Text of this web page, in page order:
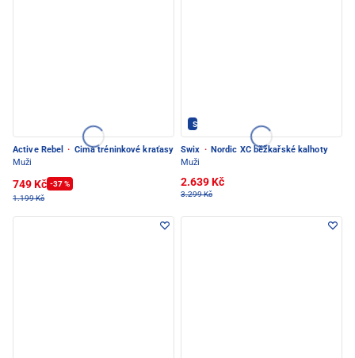
Active Rebel · Cima tréninkové kraťasy
Muži
749 Kč -37 %
1.199 Kč
SWIX - PEC POD SNĚŽKOU
Swix · Nordic XC běžkařské kalhoty
Muži
2.639 Kč
3.299 Kč